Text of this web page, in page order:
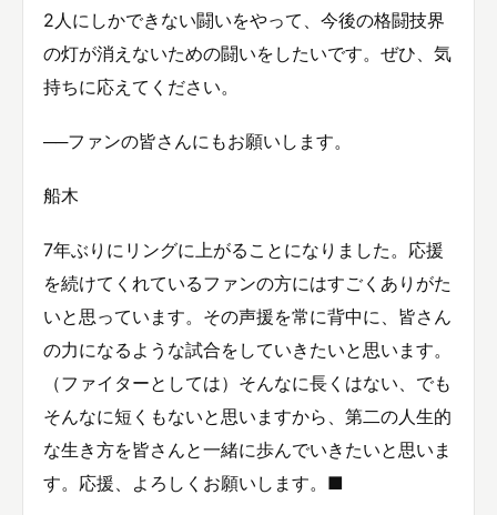
2人にしかできない闘いをやって、今後の格闘技界
の灯が消えないための闘いをしたいです。ぜひ、気
持ちに応えてください。
──ファンの皆さんにもお願いします。
船木
7年ぶりにリングに上がることになりました。応援
を続けてくれているファンの方にはすごくありがた
いと思っています。その声援を常に背中に、皆さん
の力になるような試合をしていきたいと思います。
（ファイターとしては）そんなに長くはない、でも
そんなに短くもないと思いますから、第二の人生的
な生き方を皆さんと一緒に歩んでいきたいと思いま
す。応援、よろしくお願いします。■